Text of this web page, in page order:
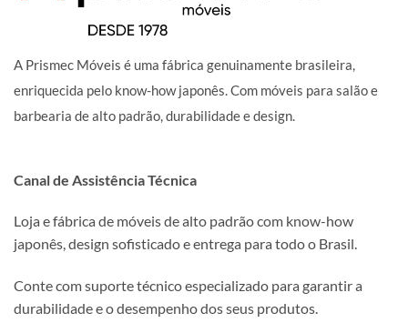
A Prismec Móveis é uma fábrica genuinamente brasileira,
enriquecida pelo know-how japonês. Com móveis para salão e
barbearia de alto padrão, durabilidade e design.
Canal de Assistência Técnica
Loja e fábrica de móveis de alto padrão com know-how
japonês, design sofisticado e entrega para todo o Brasil.
Conte com suporte técnico especializado para garantir a
durabilidade e o desempenho dos seus produtos.